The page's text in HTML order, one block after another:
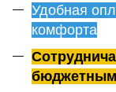
Удобная
комфорта